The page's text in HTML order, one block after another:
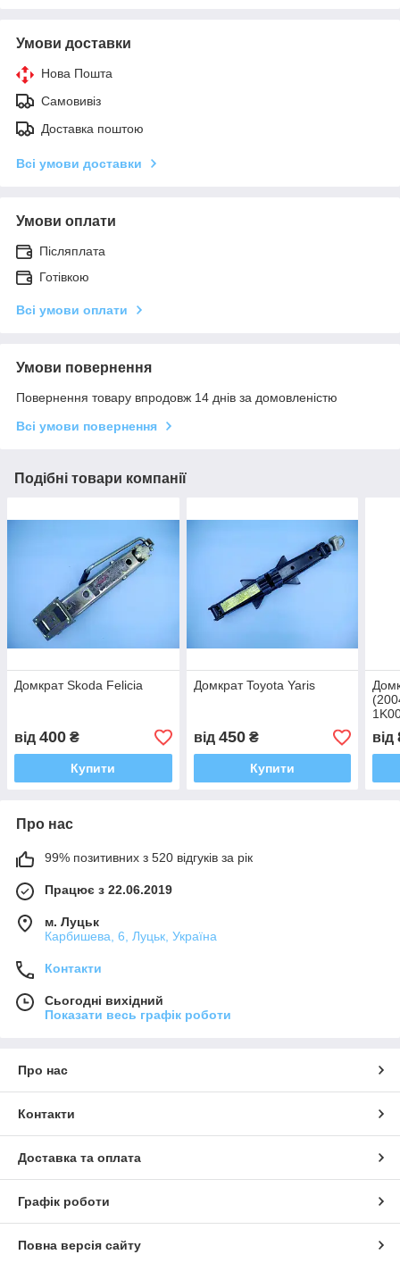
Умови доставки
Нова Пошта
Самовивіз
Доставка поштою
Всі умови доставки
Умови оплати
Післяплата
Готівкою
Всі умови оплати
Умови повернення
Повернення товару впродовж 14 днів за домовленістю
Всі умови повернення
Подібні товари компанії
Домкрат Skoda Felicia
від 400 ₴
Купити
Домкрат Toyota Yaris
від 450₴
Купити
від
Про нас
99% позитивних з 520 відгуків за рік
Працює з 22.06.2019
м. Луцьк
Карбишева, 6, Луцьк, Україна
Контакти
Сьогодні вихідний
Показати весь графік роботи
Про нас
Контакти
Доставка та оплата
Графік роботи
Повна версія сайту